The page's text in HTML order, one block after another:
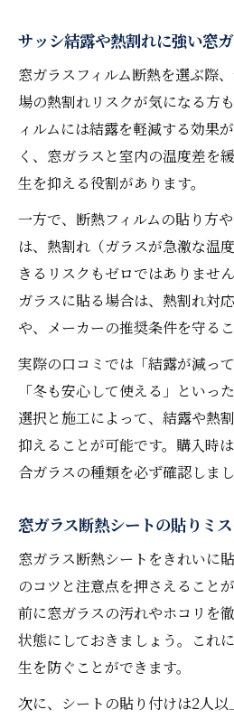
サッシ結露や熱割れに強い窓
窓ガラスフィルム断熱を選ぶ際
場の熱割れリスクが気になる方
ィルムには結露を軽減する効果
く、窓ガラスと室内の温度差を
生を抑える役割があります。
一方で、断熱フィルムの貼り方
は、熱割れ（ガラスが急激な温
きるリスクもゼロではありませ
ガラスに貼る場合は、熱割れ対
や、メーカーの推奨条件を守るこ
実際の口コミでは「結露が減っ
「冬も安心して使える」といっ
選択と施工によって、結露や熱
抑えることが可能です。購入時
合ガラスの種類を必ず確認しまし
窓ガラス断熱シートの貼りミ
窓ガラス断熱シートをきれいに
のコツと注意点を押さえること
前に窓ガラスの汚れやホコリを
状態にしておきましょう。これ
生を防ぐことができます。
次に、シートの貼り付けは2人以